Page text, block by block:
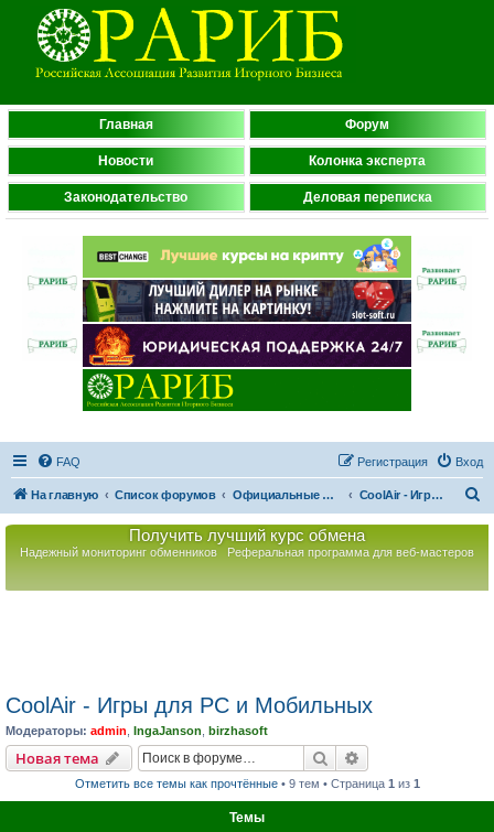
Главная Форум
Новости Колонка эксперта
Законодательство Деловая переписка
FAQ Вход
Регистрация
На главную Список форумов Официальные Форумы Партнёров РАРИБ CoolAir - Игры для PC и Мобильных
Получить лучший курс обмена
Надежный мониторинг обменников Реферальная программа для веб-мастеров
CoolAir - Игры для PC и Мобильных
Модераторы: admin IngaJanson birzhasoft
Новая тема Поиск
Отметить все темы как прочтённые• 9 тем • Страница 1 из 1
Темы